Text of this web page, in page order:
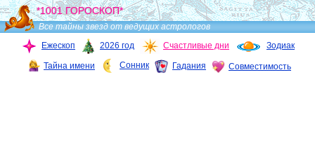
*1001 ГОРОСКОП*
Все тайны звезд от ведущих астрологов
Ежескоп
2026 год Счастливые дни Зодиак
Тайна имени Сонник Гадания Совместимость